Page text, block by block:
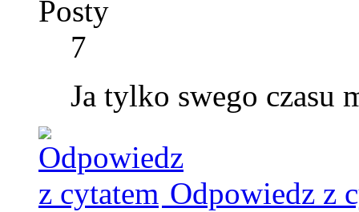
Posty
7
Ja tylko swego czasu
Odpowiedz z